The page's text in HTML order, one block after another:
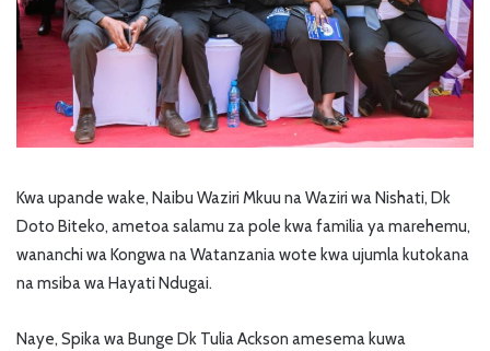
Kwa upande wake, Naibu Waziri Mkuu na Waziri wa Nishati, Dk
Doto Biteko, ametoa salamu za pole kwa familia ya marehemu,
wananchi wa Kongwa na Watanzania wote kwa ujumla kutokana
na msiba wa Hayati Ndugai.
Naye, Spika wa Bunge Dk Tulia Ackson amesema kuwa